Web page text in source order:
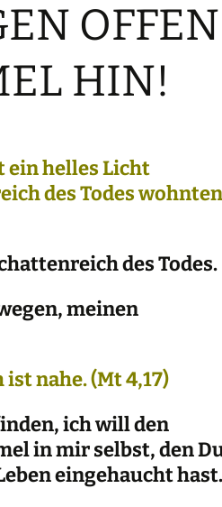
OFFEN
HIN!
ein helles Licht
des Todes
des Todes.
meinen
ist nahe.(Mt 4,17)
ich will den
in mir selbst, den
eingehaucht hast.